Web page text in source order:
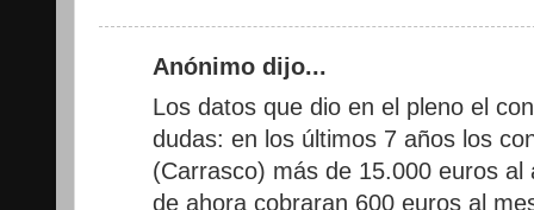
Anónimo dijo...
Los datos que dio en el pleno el
dudas: en los últimos 7 años los
(Carrasco) más de 15.000 euros
de ahora cobraran 600 euros al